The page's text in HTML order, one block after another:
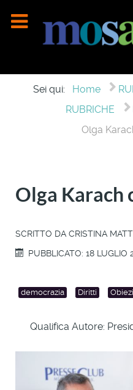
Sei qui: Home
RUBRICHE
Olga
Olga Karach
SCRITTO DA CRISTINA
PUBBLICATO: 18 LUGLIO
democrazia Diritti
Qualifica Autore: